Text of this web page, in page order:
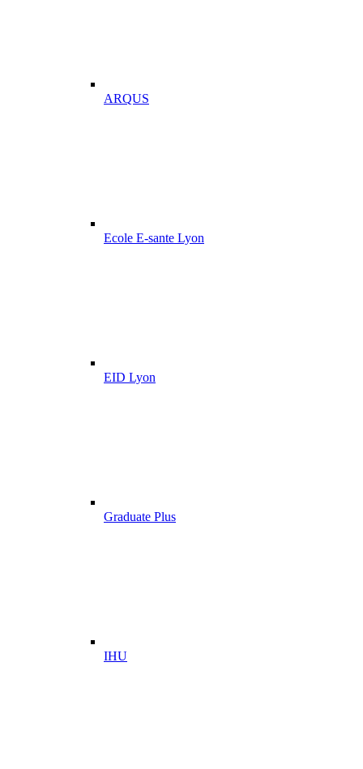
ARQUS
Ecole E-sante Lyon
EID Lyon
Graduate Plus
IHU